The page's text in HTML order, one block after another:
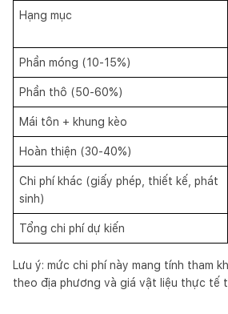
Hạng mục
Phần móng (10-15%)
Phần thô (50-60%)
Mái tôn + khung kèo
Hoàn thiện (30-40%)
Chi phí khác (giấy phép, thiết kế, phát
sinh)
Tổng chi phí dự kiến
Lưu ý: mức chi phí này mang tính tham
theo địa phương và giá vật liệu thực tế